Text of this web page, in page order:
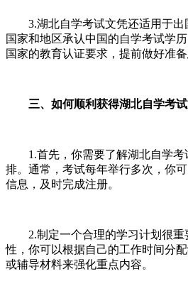
3.湖北自学考试文凭还适用于出
国家和地区承认中国的自学考试学
国家的教育认证要求，提前做好准备
三、如何顺利获得湖北自学考试
1.首先，你需要了解湖北自学考
排。通常，考试每年举行多次，你
信息，及时完成注册。
2.制定一个合理的学习计划很重
性，你可以根据自己的工作时间分
或辅导材料来强化重点内容。